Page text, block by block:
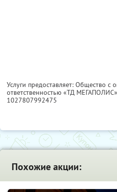
Услуги предоставляет: Общество с
ответственностью «ТД
1027807992475
Похожие акции: